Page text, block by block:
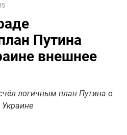
Путина
внешнее
логичным план Путина о